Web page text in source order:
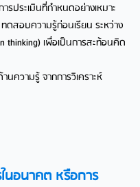
ประเมินที่กำหนดอย่างเหมาะ
ดสอบความรู้ก่อนเรียน ระหว่าง
thinking) เพื่อเป็นการสะท้อนคิด
ความรู้ จากการวิเคราะห์
ในอนาคต หรือการ